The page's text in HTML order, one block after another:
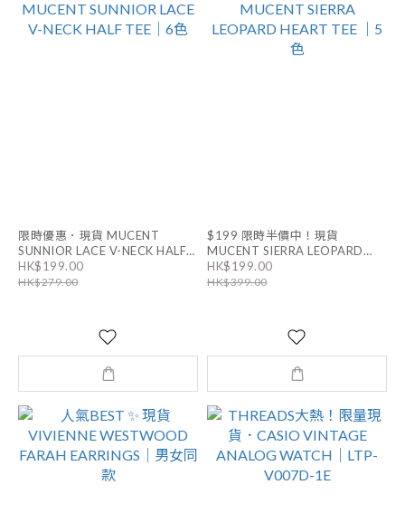
限時優惠．現貨 MUCENT
SUNNIOR LACE V-NECK HALF
TEE｜6色
HK$199.00
HK$279.00
$199 限時半價中！現貨
MUCENT SIERRA LEOPARD
HEART TEE ｜5色
HK$199.00
HK$399.00